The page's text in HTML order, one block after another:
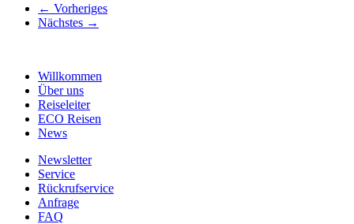
← Vorheriges
Nächstes →
Willkommen
Über uns
Reiseleiter
ECO Reisen
News
Newsletter
Service
Rückrufservice
Anfrage
FAQ